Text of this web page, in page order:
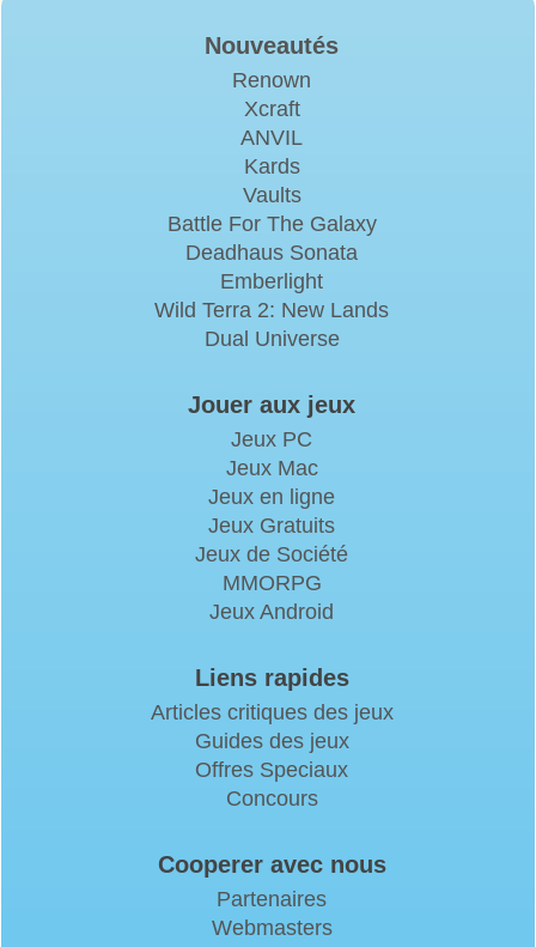
Nouveautés
Renown
Xcraft
ANVIL
Kards
Vaults
Battle For The Galaxy
Deadhaus Sonata
Emberlight
Wild Terra 2: New Lands
Dual Universe
Jouer aux jeux
Jeux PC
Jeux Mac
Jeux en ligne
Jeux Gratuits
Jeux de Société
MMORPG
Jeux Android
Liens rapides
Articles critiques des jeux
Guides des jeux
Offres Speciaux
Concours
Cooperer avec nous
Partenaires
Webmasters